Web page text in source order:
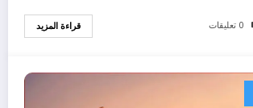
0 تعليقات قراءة المزيد